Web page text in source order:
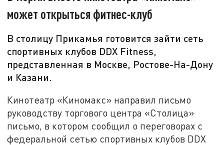
может открыться фитнес-клуб
В столицу Прикамья готовится зайти сеть
спортивных клубов DDX Fitness,
представленная в Москве, Ростове-На-Дону
и Казани.
Кинотеатр «Киномакс» направил письмо
руководству торгового центра «Столица»
письмо, в котором сообщил о переговорах с
федеральной сетью спортивных клубов DDX